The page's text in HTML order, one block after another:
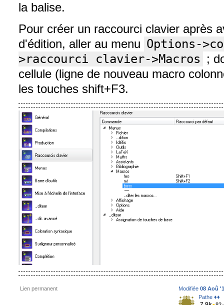
la balise.
Pour créer un raccourci clavier après
d'édition, aller au menu Options-
>raccourci clavier->Macros ;
cellule (ligne de nouveau macro
les touches shift+F3.
Lien permanent Modifiée 08 Aoû
Pathe ♦♦